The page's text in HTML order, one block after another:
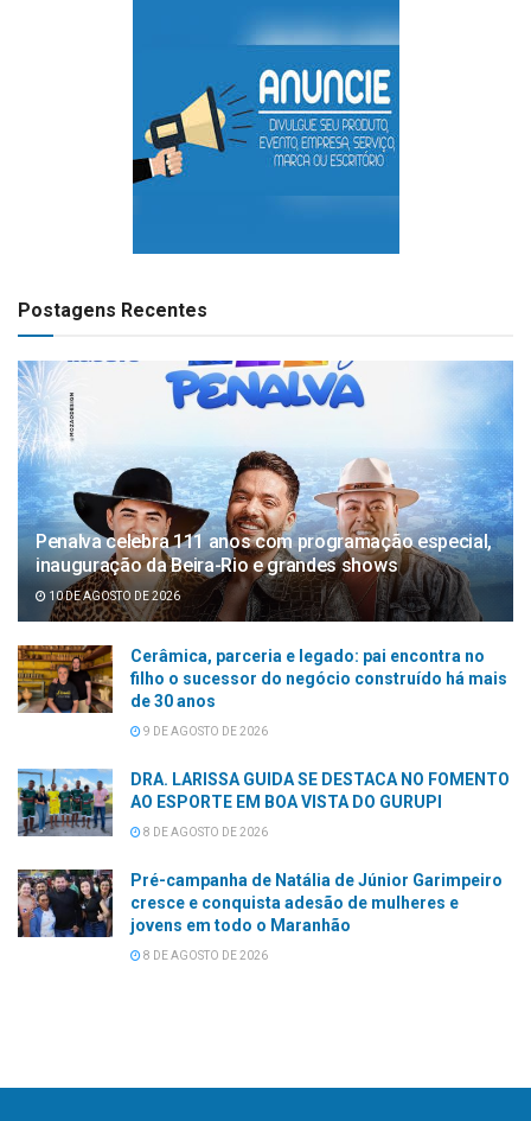
Postagens Recentes
Penalva celebra 111 anos com programação especial,
inauguração da Beira-Rio e grandes shows
10 DE AGOSTO DE 2026
Cerâmica, parceria e legado: pai encontra no
filho o sucessor do negócio construído há mais
de 30 anos
9 DE AGOSTO DE 2026
DRA. LARISSA GUIDA SE DESTACA NO FOMENTO
AO ESPORTE EM BOA VISTA DO GURUPI
8 DE AGOSTO DE 2026
Pré-campanha de Natália de Júnior Garimpeiro
cresce e conquista adesão de mulheres e
jovens em todo o Maranhão
8 DE AGOSTO DE 2026